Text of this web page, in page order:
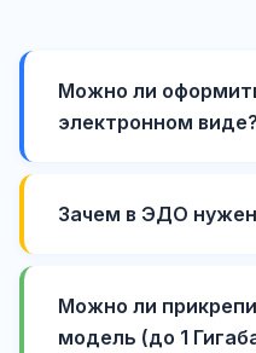
Можно ли
электронном виде?
Зачем в ЭДО
Можно ли
модель (до 1